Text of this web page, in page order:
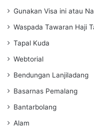
Gunakan Visa ini atau
Waspada Tawaran Haji
Tapal Kuda
Webtorial
Bendungan Lanjiladang
Basarnas Pemalang
Bantarbolang
Alam